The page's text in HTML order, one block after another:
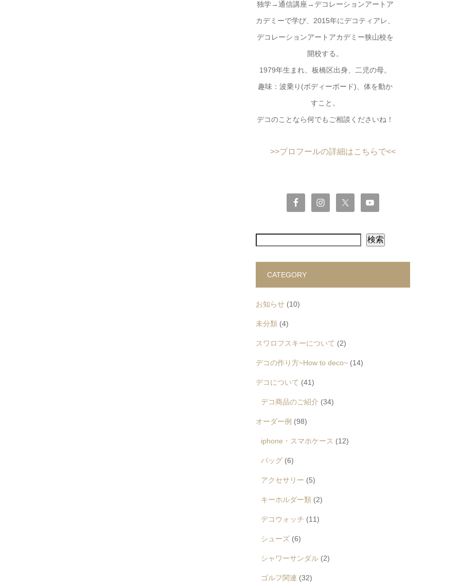
独学→通信講座→デコレーションアートア
カデミーで学び、2015年にデコティアレ、
デコレーションアートアカデミー狭山校を
開校する。
1979年生まれ、板橋区出身、二児の母。
趣味：波乗り(ボディーボード)、体を動か
すこと。
デコのことなら何でもご相談くださいね！
>>プロフールの詳細はこちらで<<
検索
CATEGORY
お知らせ (10)
未分類 (4)
スワロフスキーについて (2)
デコの作り方~How to deco~ (14)
デコについて (41)
デコ商品のご紹介 (34)
オーダー例 (98)
iphone・スマホケース (12)
バッグ (6)
アクセサリー (5)
キーホルダー類 (2)
デコウォッチ (11)
シューズ (6)
シャワーサンダル (2)
ゴルフ関連 (32)